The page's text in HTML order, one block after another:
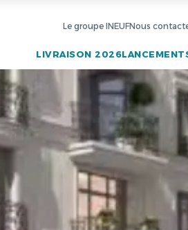
Le groupe INEUFNous
LIVRAISON 2026